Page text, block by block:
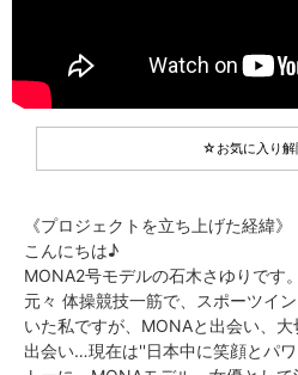
☆お気に入り解
《プロジェクトを立ち上げた経緯》
こんにちは♪
MONA2号モデルの石木さゆりです
元々 体操競技一筋で、スポーツイ
いた私ですが、MONAと出会い、
出会い…現在は''日本中に笑顔とパ